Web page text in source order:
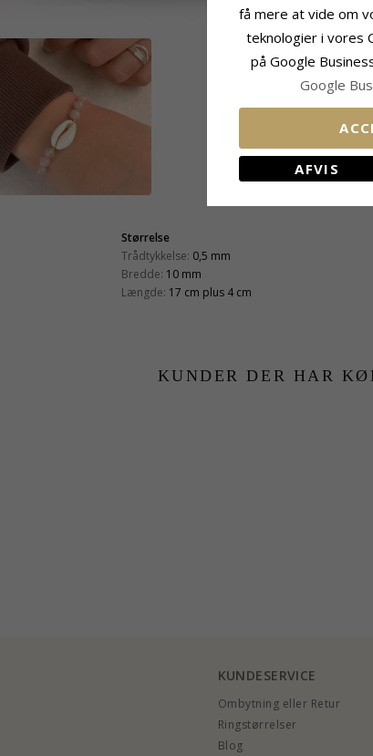
Størrelse
Trådtykkelse: 0,5 mm
Bredde: 10 mm
Længde: 17 cm plus 4 cm
KUNDER DER HAR
KUNDESERVICE
Ombytning eller Retur
Ringstørrelser
Blog
få mere at vide om
teknologier i vores
på Google
Google
AFVIS